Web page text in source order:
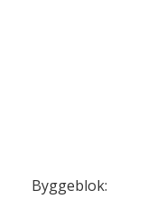
Byggeblok: